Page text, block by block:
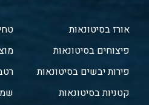
אורז בסיטונאות
פיצוחים בסיטונאות
פירות יבשים בסיטונאות
קטניות בסיטונאות